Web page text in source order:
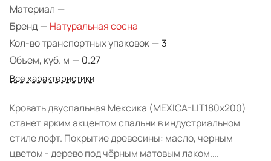
Материал —
Бренд — Натуральная сосна
Кол-во транспортных упаковок — 3
Объем, куб. м — 0.27
Все характеристики
Кровать двуспальная Мексика (MEXICA-LIT180х200)
станет ярким акцентом спальни в индустриальном
стиле лофт. Покрытие древесины: масло, черным
цветом - дерево под чёрным матовым лаком.